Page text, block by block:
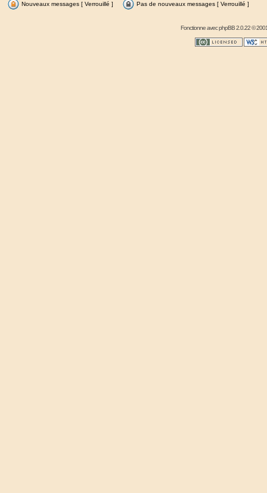
Nouveaux messages [ Verrouillé ]
Pas de nouveaux messages [ Verrouillé ]
Fonctionne avecphpBB2.0.22 ©